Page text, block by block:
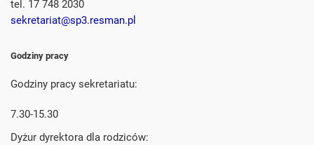
tel. 17 748 2030
sekretariat@sp3.resman.pl
Godziny pracy
Godziny pracy sekretariatu:
7.30-15.30
Dyżur dyrektora dla rodziców: